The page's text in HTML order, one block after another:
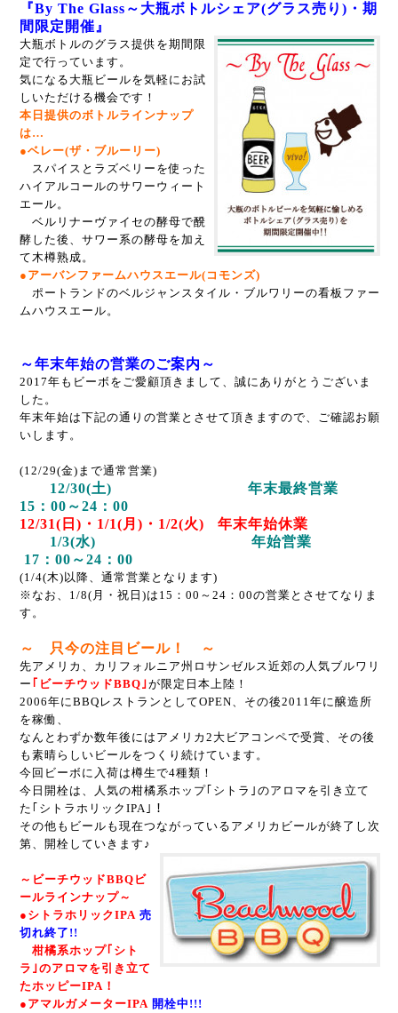
『By The Glass～大瓶ボトルシェア(グラス売り)・期
間限定開催』
大瓶ボトルのグラス提供を期間限
定で行っています。
気になる大瓶ビールを気軽にお試
しいただける機会です！
本日提供のボトルラインナップ
は…
●ベレー(ザ・ブルーリー)
スパイスとラズベリーを使った
ハイアルコールのサワーウィート
エール。
ベルリナーヴァイセの酵母で醗
酵した後、サワー系の酵母を加え
て木樽熟成。
●アーバンファームハウスエール(コモンズ)
ポートランドのベルジャンスタイル・ブルワリーの看板ファー
ムハウスエール。
～年末年始の営業のご案内～
2017年もビーボをご愛顧頂きまして、誠にありがとうございま
した。
年末年始は下記の通りの営業とさせて頂きますので、ご確認お願
いします。
(12/29(金)まで通常営業)
12/30(土) 年末最終営業
15：00～24：00
12/31(日)・1/1(月)・1/2(火) 年末年始休業
1/3(水) 年始営業
17：00～24：00
(1/4(木)以降、通常営業となります)
※なお、1/8(月・祝日)は15：00～24：00の営業とさせてなりま
す。
～ 只今の注目ビール！ ～
先アメリカ、カリフォルニア州ロサンゼルス近郊の人気ブルワリ
ー ｢ビーチウッドBBQ｣ が限定日本上陸！
2006年にBBQレストランとしてOPEN、その後2011年に醸造所
を稼働、
なんとわずか数年後にはアメリカ2大ビアコンペで受賞、その後
も素晴らしいビールをつくり続けています。
今回ビーボに入荷は樽生で4種類！
今日開栓は、人気の柑橘系ホップ｢シトラ｣のアロマを引き立て
た｢シトラホリックIPA｣！
その他もビールも現在つながっているアメリカビールが終了し次
第、開栓していきます♪
～ビーチウッドBBQビ
ールラインナップ～
●シトラホリックIPA 売
切れ終了!!
柑橘系ホップ｢シト
ラ｣のアロマを引き立て
たホッピーIPA！
●アマルガメーターIPA 開栓中!!!